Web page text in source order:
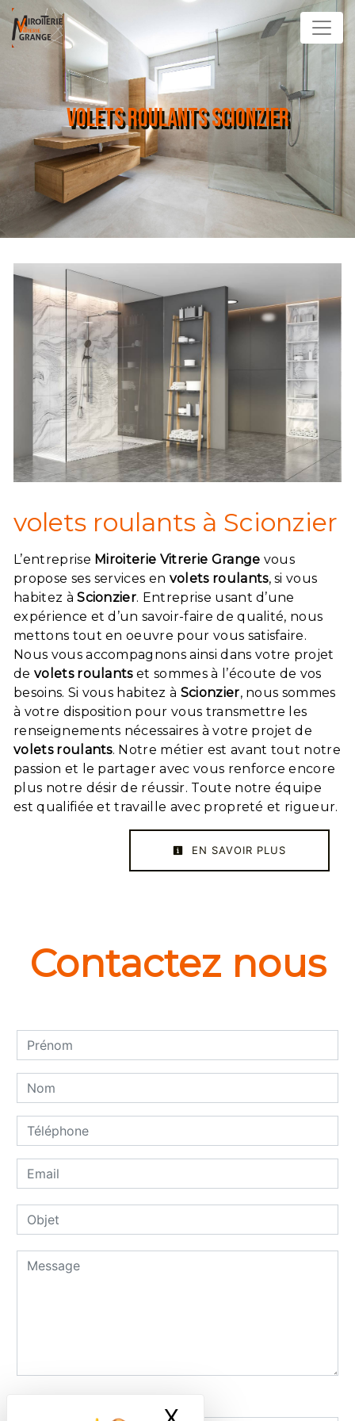
Panneau de gestion des cookies
VOLETS ROULANTS SCIONZIER
volets roulants à Scionzier
L’entreprise Miroiterie Vitrerie Grange vous
propose ses services en volets roulants, si vous
habitez àScionzier. Entreprise usant d’une
expérience et d’un savoir-faire de qualité, nous
mettons tout en oeuvre pour vous satisfaire.
Nous vous accompagnons ainsi dans votre projet
de volets roulantset sommes à l’écoute de vos
besoins. Si vous habitez à Scionzier, nous sommes
à votre disposition pour vous transmettre les
renseignements nécessaires à votre projet de
volets roulants. Notre métier est avant tout notre
passion et le partager avec vous renforce encore
plus notre désir de réussir. Toute notre équipe
est qualifiée et travaille avec propreté et rigueur.
EN SAVOIR PLUS
Contactez nous